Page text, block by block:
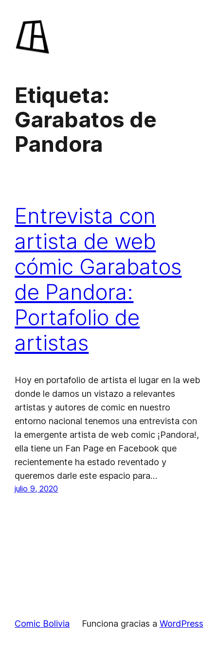
contenido
Etiqueta:
Garabatos de
Pandora
Entrevista con
artista de web
cómic Garabatos
de Pandora:
Portafolio de
artistas
Hoy en portafolio de artista el lugar en la web
donde le damos un vistazo a relevantes
artistas y autores de comic en nuestro
entorno nacional tenemos una entrevista con
la emergente artista de web comic ¡Pandora!,
ella tiene un Fan Page en Facebook que
recientemente ha estado reventado y
queremos darle este espacio para…
julio 9, 2020
Comic Bolivia Funciona gracias a WordPress